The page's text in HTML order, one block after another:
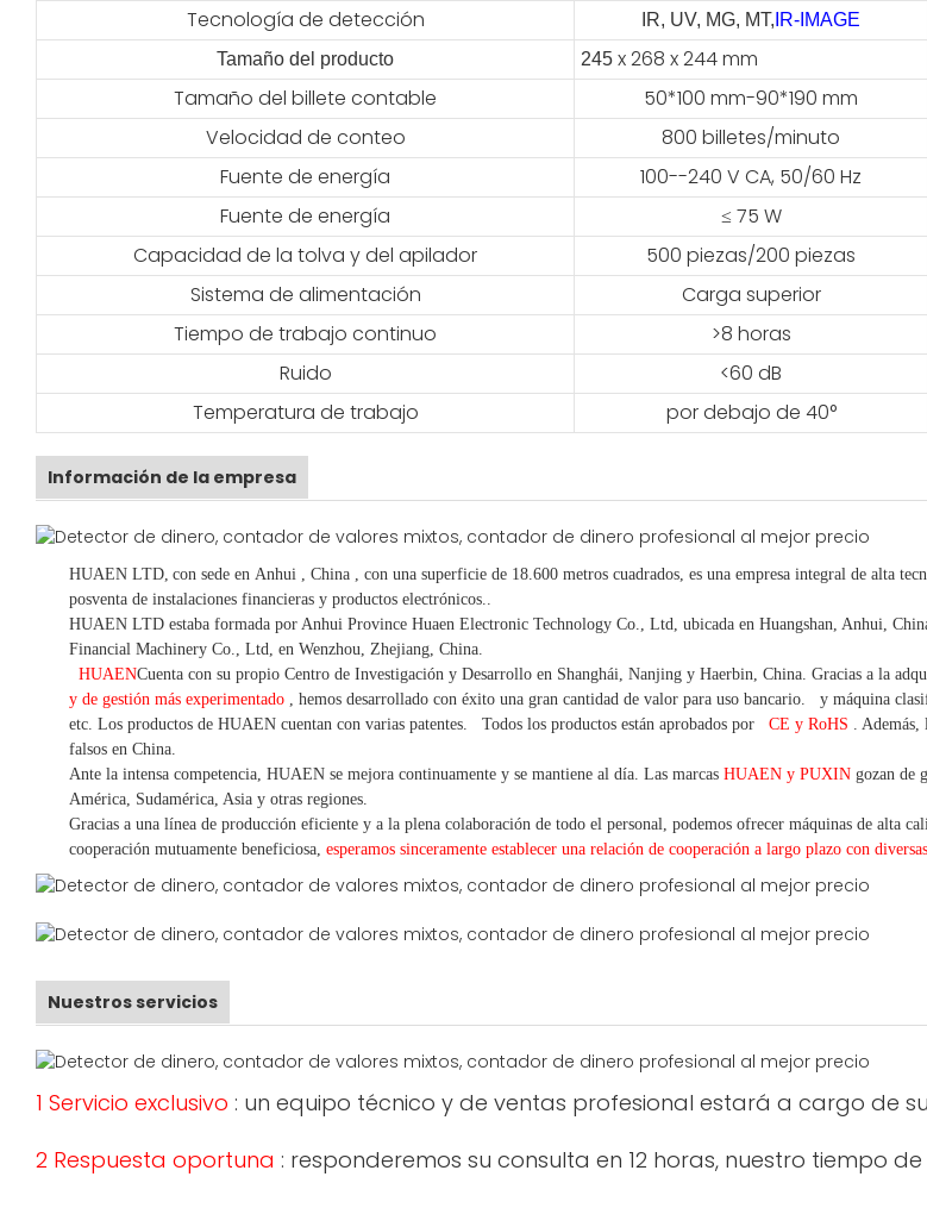
Tecnología de detección IR, UV, MG, MT, IR-IMAGE
Tamaño del producto
245x 268 x 244 mm
Tamaño del billete contable
50*100 mm-90*190 mm
Velocidad de conteo
800 billetes/minuto
Fuente de energía
100--240 V CA, 50/60 Hz
Fuente de energía
≤ 75 W
Capacidad de la tolva y del apilador
500 piezas/200 piezas
Sistema de alimentación
Carga superior
Tiempo de trabajo continuo
>8 horas
Ruido
<60 dB
Temperatura de trabajo
por debajo de 40°
Información de la empresa
HUAEN LTD, con sede en Anhui , China , con una superficie de 18.600 metros cuadrados, es una empresa integral de alta
posventa de instalaciones financieras y productos electrónicos.
HUAEN LTD estaba formada por Anhui Province Huaen Electronic Technology Co., Ltd, ubicada en Huangshan, Anhui,
Financial Machinery Co., Ltd, en Wenzhou, Zhejiang, China.
HUAENCuenta con su propio Centro de Investigación y Desarrollo en Shanghái, Nanjing y Haerbin, China. Gracias a la
y de gestión más experimentado
hemos desarrollado con éxito una gran cantidad de valor para uso bancario. y máquina
etc. Los productos de HUAEN cuentan con varias patentes. Todos los productos están aprobados por CE y RoHS .
falsos en China.
Ante la intensa competencia, HUAEN se mejora continuamente y se mantiene al día. Las marcas HUAEN y PUXIN gozan de
América, Sudamérica, Asia y otras regiones.
Gracias a una línea de producción eficiente y a la plena colaboración de todo el personal, podemos ofrecer máquinas de alta
cooperación mutuamente beneficiosa, esperamos sinceramente establecer una relación de cooperación a largo plazo con
Nuestros servicios
1 Servicio exclusivo : un equipo técnico y de ventas profesional estará a cargo de
2 Respuesta oportuna : responderemos su consulta en 12 horas, nuestro tiempo